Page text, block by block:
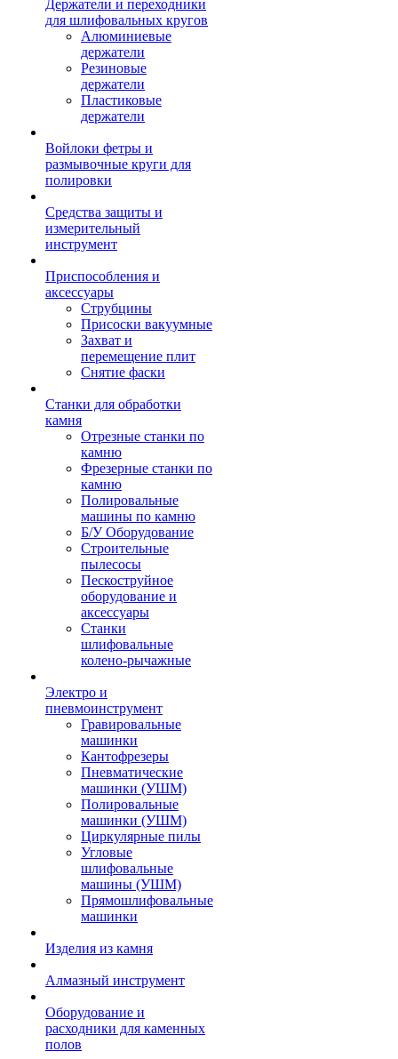
Держатели и переходники
для шлифовальных кругов
Алюминиевые
держатели
Резиновые
держатели
Пластиковые
держатели
Войлоки фетры и
размывочные круги для
полировки
Средства защиты и
измерительный
инструмент
Приспособления и
аксессуары
Струбцины
Присоски вакуумные
Захват и
перемещение плит
Снятие фаски
Станки для обработки
камня
Отрезные станки по
камню
Фрезерные станки по
камню
Полировальные
машины по камню
Б/У Оборудование
Строительные
пылесосы
Пескоструйное
оборудование и
аксессуары
Станки
шлифовальные
колено-рычажные
Электро и
пневмоинструмент
Гравировальные
машинки
Кантофрезеры
Пневматические
машинки (УШМ)
Полировальные
машинки (УШМ)
Циркулярные пилы
Угловые
шлифовальные
машины (УШМ)
Прямошлифовальные
машинки
Изделия из камня
Алмазный инструмент
Оборудование и
расходники для каменных
полов